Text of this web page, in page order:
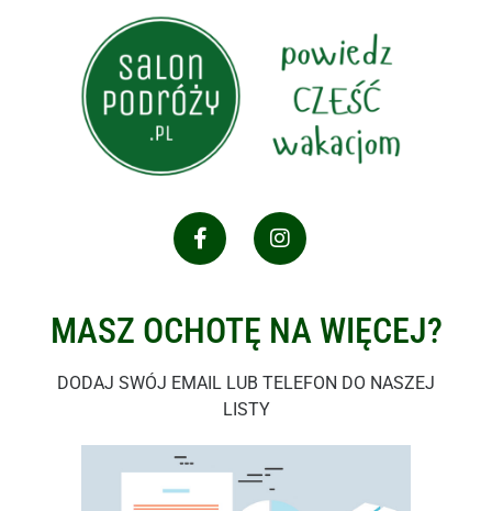
MASZ OCHOTĘ NA WIĘCEJ?
DODAJ SWÓJ EMAIL LUB TELEFON DO NASZEJ
LISTY